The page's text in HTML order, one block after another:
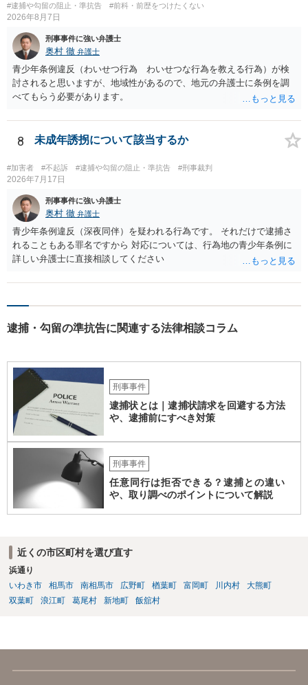
#逮捕や勾留の阻止・準抗告
#前科・前歴をつけたくない
2026年8月7日
刑事事件に強い弁護士
奥村 徹 弁護士
青少年条例違反（わいせつ行為 わいせつな行為を教える行為）が検
討されると思いますが、地域性があるので、地元の弁護士に条例を調
べてもらう必要があります。
8 未成年誘拐について該当するか
#加害者 #不起訴 #逮捕や勾留の阻止・準抗告 #刑事裁判
2026年7月17日
刑事事件に強い弁護士
奥村 徹 弁護士
青少年条例違反（深夜同伴）を疑われる行為です。 それだけで逮捕さ
れることもある罪名ですから 対応については、行為地の青少年条例に
詳しい弁護士に直接相談してください
逮捕・勾留の準抗告に関連する法律相談コラム
刑事事件
逮捕状とは｜逮捕状請求を回避する方法
や、逮捕前にすべき対策
刑事事件
任意同行は拒否できる？逮捕との違い
や、取り調べのポイントについて解説
近くの市区町村を選び直す
浜通り
いわき市
相馬市 南相馬市 広野町 楢葉町 富岡町 川内村
大熊町
双葉町
浪江町 葛尾村 新地町 飯舘村